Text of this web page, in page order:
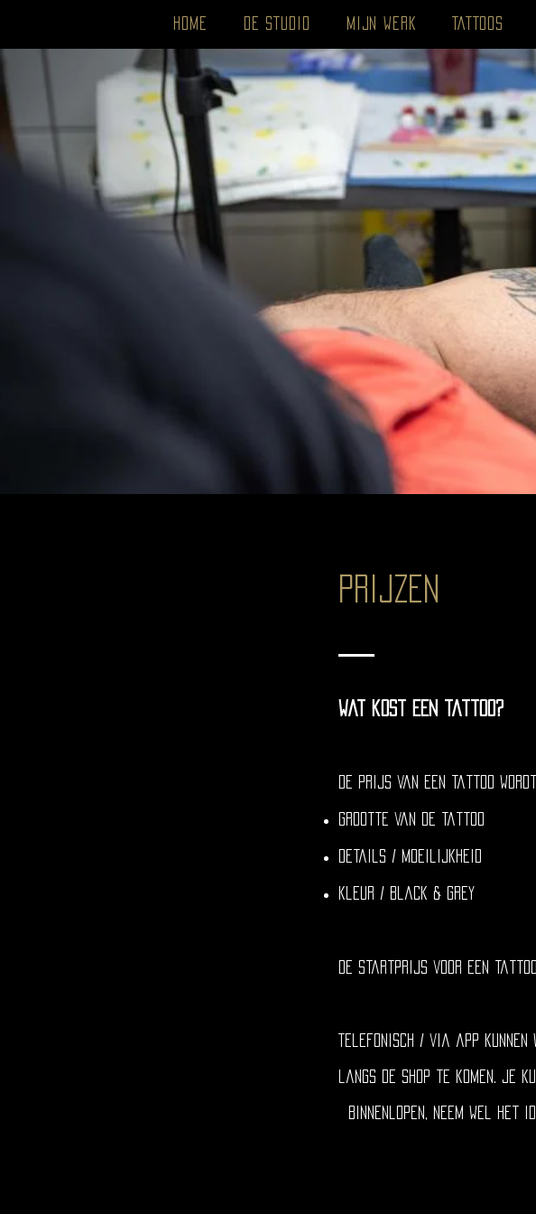
HOME DE STUDIO MIJN WERK TATTOOS
Prijzen
Wat kost een tattoo?
De prijs van een tattoo
grootte van de tattoo
details / moeilijkheid
kleur / black & grey
de startprijs voor een
Telefonisch / via app
langs de shop te komen. Je
binnenlopen, neem wel het